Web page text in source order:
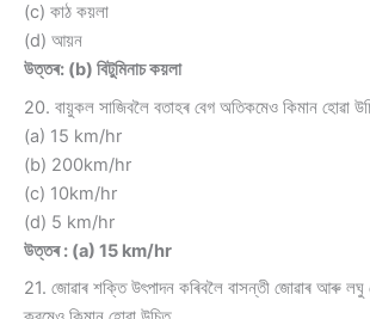
(c) কাঠ কয়লা
(d) আয়ন
উত্তৰ: (b) বিটুমিনাচ কয়লা
20. বায়ুকল সাজিবলৈ বতাহৰ বেগ অতিকমেও কিমান হোৱা
(a) 15 km/hr
(b) 200km/hr
(c) 10km/hr
(d) 5 km/hr
উত্তৰ : (a) 15 km/hr
21. জোৱাৰ শক্তি উৎপাদন কৰিবলৈ বাসন্তী জোৱাৰ আৰু লঘু